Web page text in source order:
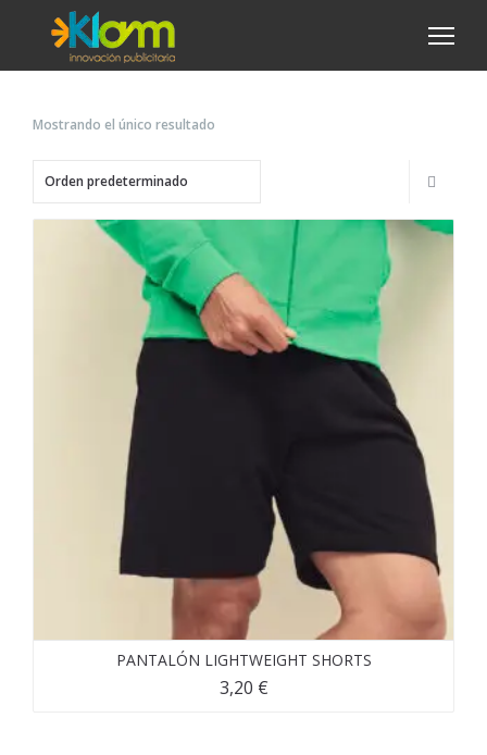
Mostrando el único resultado
PANTALÓN LIGHTWEIGHT SHORTS
3,20 €